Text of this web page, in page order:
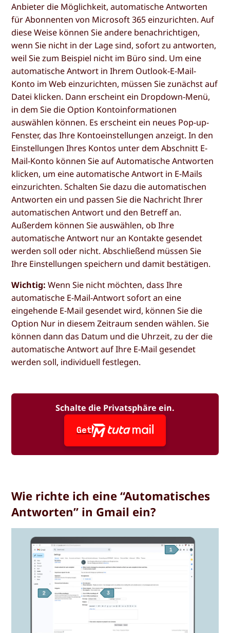
Anbieter die Möglichkeit, automatische Antworten
für Abonnenten von Microsoft 365 einzurichten. Auf
diese Weise können Sie andere benachrichtigen,
wenn Sie nicht in der Lage sind, sofort zu antworten,
weil Sie zum Beispiel nicht im Büro sind. Um eine
automatische Antwort in Ihrem Outlook-E-Mail-
Konto im Web einzurichten, müssen Sie zunächst auf
Datei klicken. Dann erscheint ein Dropdown-Menü,
in dem Sie die Option Kontoinformationen
auswählen können. Es erscheint ein neues Pop-up-
Fenster, das Ihre Kontoeinstellungen anzeigt. In den
Einstellungen Ihres Kontos unter dem Abschnitt E-
Mail-Konto können Sie aufAutomatische Antworten
klicken, um eine automatische Antwort in E-Mails
einzurichten. Schalten Sie dazu die automatischen
Antworten ein und passen Sie die Nachricht Ihrer
automatischen Antwort und den Betreff an.
Außerdem können Sie auswählen, ob Ihre
automatische Antwort nur an Kontakte gesendet
werden soll oder nicht. Abschließend müssen Sie
Ihre Einstellungenspeichern und damit bestätigen.
Wichtig: Wenn Sie nicht möchten, dass Ihre
automatische E-Mail-Antwort sofort an eine
eingehende E-Mail gesendet wird, können Sie die
Option Nur in diesem Zeitraum senden wählen. Sie
können dann das Datum und die Uhrzeit, zu der die
automatische Antwort auf Ihre E-Mail gesendet
werden soll, individuell festlegen.
Schalte die Privatsphäre ein.
Get
Wie richte ich eine “Automatisches
Antworten” in Gmail ein?